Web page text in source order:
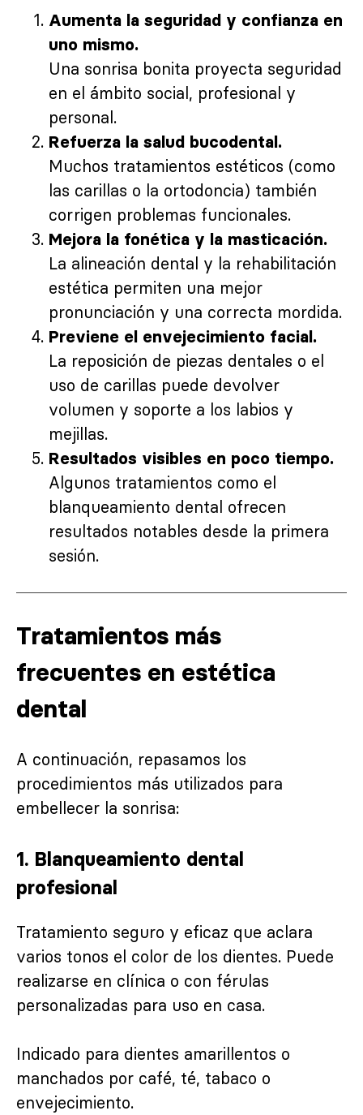
Aumenta la seguridad y confianza en
uno mismo.
Una sonrisa bonita proyecta seguridad
en el ámbito social, profesional y
personal.
Refuerza la salud bucodental.
Muchos tratamientos estéticos (como
las carillas o la ortodoncia) también
corrigen problemas funcionales.
Mejora la fonética y la masticación.
La alineación dental y la rehabilitación
estética permiten una mejor
pronunciación y una correcta mordida.
Previene el envejecimiento facial.
La reposición de piezas dentales o el
uso de carillas puede devolver
volumen y soporte a los labios y
mejillas.
Resultados visibles en poco tiempo.
Algunos tratamientos como el
blanqueamiento dental ofrecen
resultados notables desde la primera
sesión.
Tratamientos más
frecuentes en estética
dental
A continuación, repasamos los
procedimientos más utilizados para
embellecer la sonrisa:
1. Blanqueamiento dental
profesional
Tratamiento seguro y eficaz que aclara
varios tonos el color de los dientes. Puede
realizarse en clínica o con férulas
personalizadas para uso en casa.
Indicado para dientes amarillentos o
manchados por café, té, tabaco o
envejecimiento.